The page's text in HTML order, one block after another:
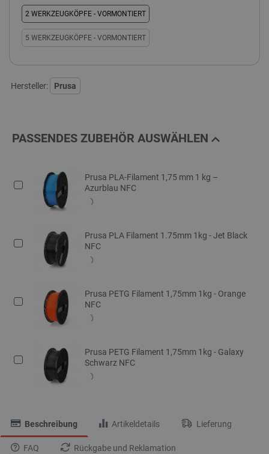
2 WERKZEUGKÖPFE - VORMONTIERT
5 WERKZEUGKÖPFE - VORMONTIERT
Hersteller: Prusa
PASSENDES ZUBEHÖR AUSWÄHLEN
Prusa PLA-Filament 1,75 mm 1 kg –
Azurblau NFC
Prusa PLA Filament 1.75mm 1kg - Jet Black
NFC
Prusa PETG Filament 1,75mm 1kg - Orange
NFC
Prusa PETG Filament 1,75mm 1kg - Galaxy
Schwarz NFC
Beschreibung Artikeldetails Lieferung
FAQ Rückgabe und Reklamation